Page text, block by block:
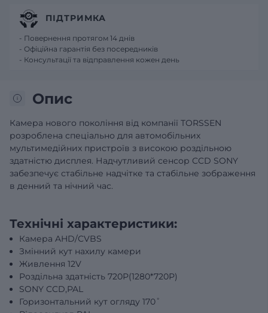
Опис
Камера нового покоління від компанії TORSSEN
розроблена спеціально для автомобільних
мультимедійних пристроїв з високою роздільною
здатністю дисплея. Надчутливий сенсор CCD SONY
забезпечує стабільне надчітке та стабільне зображення
в денний та нічний час.
Технічні характеристики:
Камера AHD/СVBS
Змінний кут нахилу камери
Живлення 12V
Роздільна здатність 720Р(1280*720Р)
SONY CCD,PAL
Горизонтальний кут огляду 170˚
ПІДТРИМКА
- Повернення протягом 14 днів
- Офіційна гарантія без посередників
- Консультації та відправлення кожен день